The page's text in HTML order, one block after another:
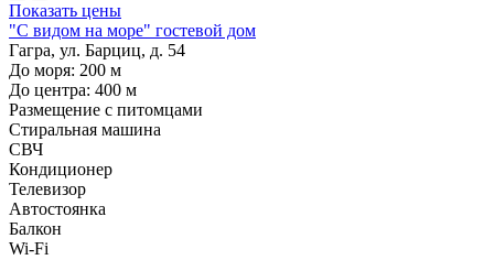
Показать цены
"С видом на море" гостевой дом
Гагра, ул. Барциц, д. 54
До моря: 200 м
До центра: 400 м
Размещение с питомцами
Стиральная машина
СВЧ
Кондиционер
Телевизор
Автостоянка
Балкон
Wi-Fi